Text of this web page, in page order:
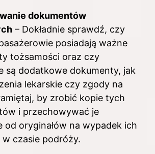
dokumentów
– Dokładnie sprawdź, czy
posiadają ważne
tożsamości oraz czy
są dodatkowe dokumenty, jak
lekarskie czy zgody na
by zrobić kopie tych
i przechowywać je
od oryginałów na wypadek ich
w czasie podróży.